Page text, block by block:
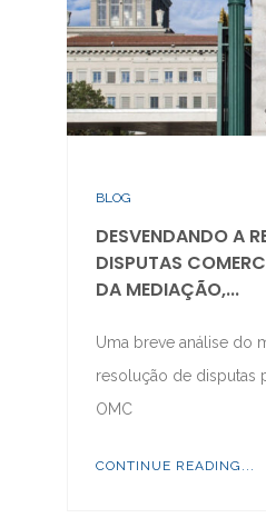
BLOG
DESVENDANDO A
DISPUTAS
DA MEDIAÇÃO,...
Uma breve análise do
resolução de disputas
OMC
CONTINUE READING...